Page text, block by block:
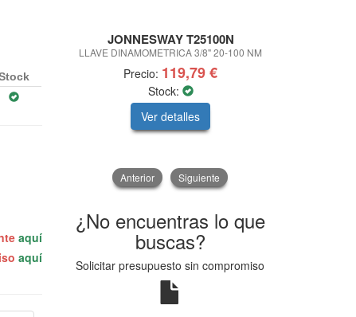
aquí
aquí
JONNESWAY T25100N
LLAVE DINAMOMETRICA 3/8" 20-100 NM
Precio: 119,79 €
Stock:
Ver detalles
Anterior Siguiente
¿No encuentras lo que
buscas?
Solicitar presupuesto sin compromiso